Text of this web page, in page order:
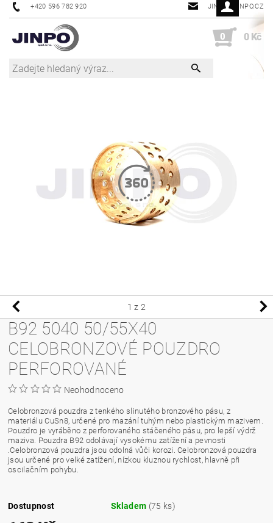
+420 596 782 920 JINPO@JINPO.CZ
0 0 Kč
1 z 2
B92 5040 50/55X40
CELOBRONZOVÉ POUZDRO
PERFOROVANÉ
Neohodnoceno
Celobronzová pouzdra z tenkého slinutého bronzového pásu, z
materiálu CuSn8, určené pro mazání tuhým nebo plastickým mazivem.
Pouzdro je vyráběno z perforovaného stáčeného pásu, pro lepší výdrž
maziva. Pouzdra B92 odolávají vysokému zatížení a pevnosti
.Celobronzová pouzdra jsou odolná vůči korozi. Celobronzová pouzdra
jsou určené pro velké zatížení, nízkou kluznou rychlost, hlavně při
oscilačním pohybu.
Dostupnost Skladem (75 ks)